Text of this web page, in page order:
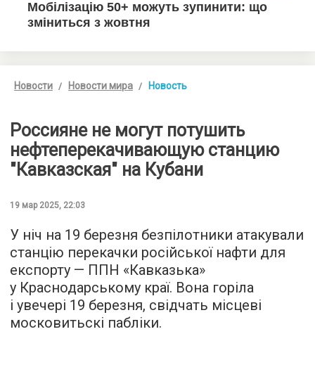
Новости Новости мира Новость
Россияне не могут потушить
нефтеперекачивающую станцию ​​
"Кавказская" на Кубани
19 мар 2025, 22:03
У ніч на 19 березня безпілотники атакували
станцію перекачки російської нафти для
експорту — ППН «Кавказька»
у Краснодарському краї. Вона горіла
і увечері 19 березня, свідчать місцеві
московитьскі пабліки.